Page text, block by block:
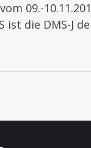
vom 09.-
ist die DMS-J